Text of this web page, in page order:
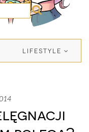
LIFESTYLE